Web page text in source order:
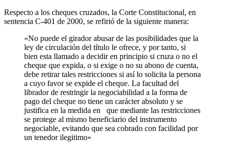
Respecto a los cheques cruzados, la Corte Constitucional, en
sentencia C-401 de 2000, se refirió de la siguiente manera:
«No puede el girador abusar de las posibilidades que la
ley de circulación del título le ofrece, y por tanto, si
bien esta llamado a decidir en principio si cruza o no el
cheque que expida, o si exige o no su abono de cuenta,
debe retirar tales restricciones si así lo solicita la persona
a cuyo favor se expide el cheque. La facultad del
librador de restringir la negociabilidad a la forma de
pago del cheque no tiene un carácter absoluto y se
justifica en la medida en que mediante las restricciones
se protege al mismo beneficiario del instrumento
negociable, evitando que sea cobrado con facilidad por
un tenedor ilegitimo»